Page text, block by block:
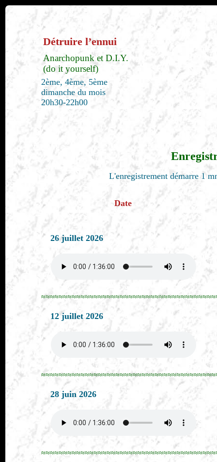
Détruire l’ennui
Anarchopunk et D.I.Y.
(do it yourself)
2ème, 4ème, 5ème
dimanche du mois
20h30-22h00
L'enregistrement démarre 1
Date
26 juillet 2026
12 juillet 2026
28 juin 2026